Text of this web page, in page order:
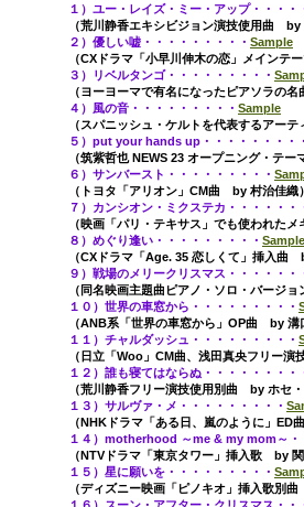
１）ユー・レイズ・ミー・アップ・・・・
（荒川静香エキシビジョン演技使用曲 by
２）優しい嘘・・・・・・・・・ Sample
（CXドラマ「小早川伸木の恋」メインテ
３）リベルタンゴ・・・・・・・・・
（ヨーヨーマで有名になったピアソラの
４）風の音・・・・・・・・・ Sample
（スパニッシュ・ケルトを代表するアー
５）put your hands up・・・・・・・・・
（筑紫哲也 NEWS 23 オープニング・テ
６）サンバースト・・・・・・・・・
（トヨタ「アリオン」CM曲 by 村治佳織）
７）カンシオン・ミクステカ・・・・・・
（映画「パリ・テキサス」でも使われた
８）めぐり逢い・・・・・・・・・ Sample
（CXドラマ「Age. 35 恋しくて」挿入曲
９）戦場のメリークリスマス・・・・・・
（同名映画主題曲ピアノ・ソロ・バージ
１０）世界の車窓から・・・・・・・・・
（ANB系「世界の車窓から」OP曲 by 溝
１１）チャルダッシュ・・・・・・・・・
（日立「Woo」CM曲、浅田真央フリー
１２）誰も寝てはならぬ・・・・・・・・
（荒川静香フリー演技使用別曲 by ホセ・
１３）サルヴァ・メ・・・・・・・・・
（NHKドラマ「ある日、嵐のように」ED
１４）motherhood ～me & my mom～・
（NTVドラマ「東京タワー」挿入歌 by 関
１５）星に願いを・・・・・・・・・
（ディズニー映画「ピノキオ」挿入歌別